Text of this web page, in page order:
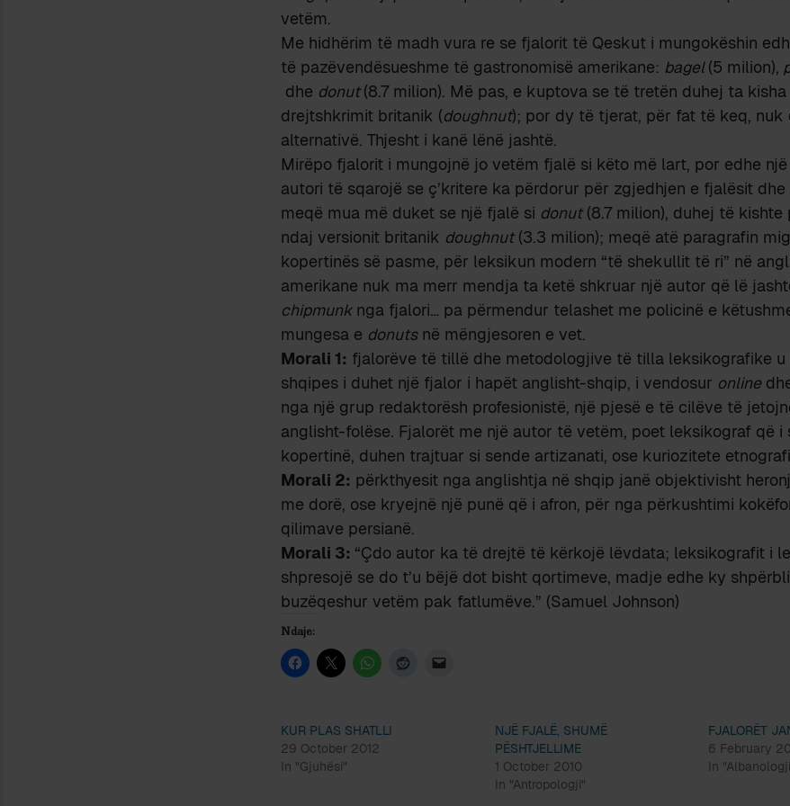
vetëm.
Me hidhërim të madh vura re se fjalorit të Qeskut i mungokëshin
të pazëvendësueshme të gastronomisë amerikane: bagel(5 milion),
dhe donut(8.7 milion). Më pas, e kuptova se të tretën duhej ta
drejtshkrimit britanik (doughnut); por dy të tjerat, për fat të keq, nuk
alternativë. Thjesht i kanë lënë jashtë.
Mirëpo fjalorit i mungojnë jo vetëm fjalë si këto më lart, por edhe
autori të sqarojë se ç’kritere ka përdorur për zgjedhjen e fjalësit
meqë mua më duket se një fjalë si donut(8.7 milion), duhej të kishte
ndaj versionit britanik doughnut(3.3 milion); meqë atë paragrafin
kopertinës së pasme, për leksikun modern “të shekullit të ri” në
amerikane nuk ma merr mendja ta ketë shkruar një autor që lë
chipmunknga fjalori… pa përmendur telashet me policinë e
mungesa e donutsnë mëngjesoren e vet.
Morali 1: fjalorëve të tillë dhe metodologjive të tilla leksikografike
shqipes i duhet një fjalor i hapët anglisht-shqip, i vendosur online
nga një grup redaktorësh profesionistë, një pjesë e të cilëve të
anglisht-folëse. Fjalorët me një autor të vetëm, poet leksikograf që i
kopertinë, duhen trajtuar si sende artizanati, ose kuriozitete
Morali 2: përkthyesit nga anglishtja në shqip janë objektivisht
me dorë, ose kryejnë një punë që i afron, për nga përkushtimi
qilimave persianë.
Morali 3: “Çdo autor ka të drejtë të kërkojë lëvdata; leksikografit i
shpresojë se do t’u bëjë dot bisht qortimeve, madje edhe ky
buzëqeshur vetëm pak fatlumëve.” (Samuel Johnson)
Ndaje:
KUR PLAS SHATLLI
29 October 2012
In "Gjuhësi"
NJË FJALË, SHUMË
PËSHTJELLIME
1 October 2010
In "Antropologji"
FJALORËT
6 February
In